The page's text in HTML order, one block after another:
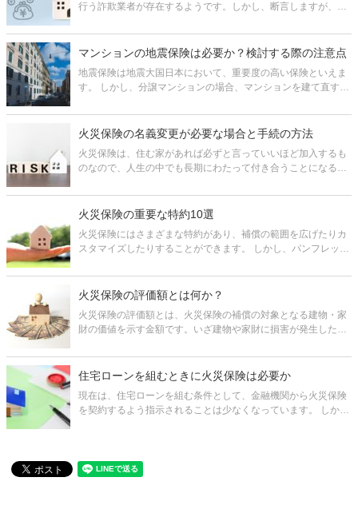
行う詐欺業者が存在するようです。しかし、断言しますが、リ
の記事では、その理由を説明した上で、火災保険で保険金を受
け取れるのはどんな場合で
マンションの地震保険は必要か？検討する際の注意点
地震保険は地震大国日本において、重要度の高い保険といえま
す。 しかし、分譲マンションの場合、マンションを建て直すほ
も多いようです。 実際のところ、マンションであっても、地震
保険は被災時の生
火災保険の名義変更が必要な場合と手続の方法
火災保険は、住む家があれば必ずと言っていいほど加入するも
のなので、人生の中でも長期にわたって付き合うことになる保
で、契約者の名義を変更する機会が発生します。 名義変更を行
わないと、物件の所
火災保険の重要な特約10選
火災保険にはさまざまな特約があり、補償の範囲を広げたりカ
スタマイズしたりすることができます。 しかし、パンフレット
うなっているかということや、その特約が必要か不要かという
ことはすぐ判断できないこ
火災保険の評価額とは何か？
火災保険の評価額とは、火災保険の補償の対象となる建物・家
財の価値を示す金額です。いざ建物や家財に損害が発生した場
際、評価額とはどんなものかや、どのように定めればよいか分
からない、という方が多い
住宅ローンを組むときに火災保険は必要か
現在は、住宅ローンを組む条件として、金融機関から火災保険
を契約するよう指示されることは少なくなっています。 しか